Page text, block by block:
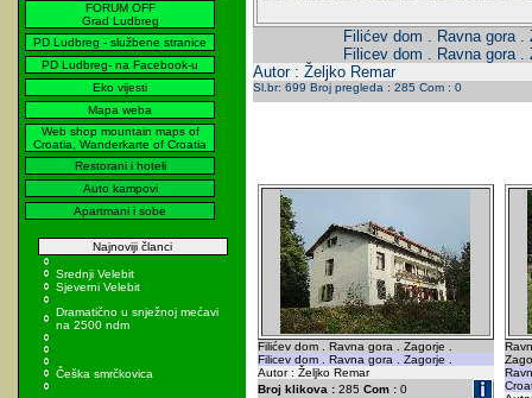
FORUM OFF
Grad Ludbreg
PD Ludbreg - službene stranice
PD Ludbreg- na Facebook-u
Eko vijesti
Mapa weba
Web shop mountain maps of
Croatia, Wanderkarte of Croatia
Restorani i hoteli
Auto kampovi
Apartmani i sobe
Najnoviji članci
Srednji Velebit
Sjeverni Velebit
Dramatično u snježnoj mećavi
na 2500 ndm
Češka smrčkovica
Filićev dom . Ravna gora .
Filicev dom . Ravna gora .
Autor : Željko Remar
Sl.br: 699 Broj pregleda : 285 Com : 0
Filićev dom . Ravna gora . Zagorje .
Filicev dom . Ravna gora . Zagorje .
Autor : Željko Remar
Broj klikova :285 Com :0